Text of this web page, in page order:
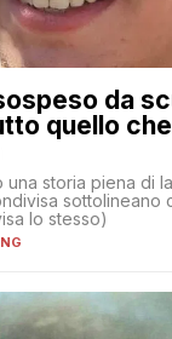
da
quello
una storia piena di
sottolineano
lo stesso)